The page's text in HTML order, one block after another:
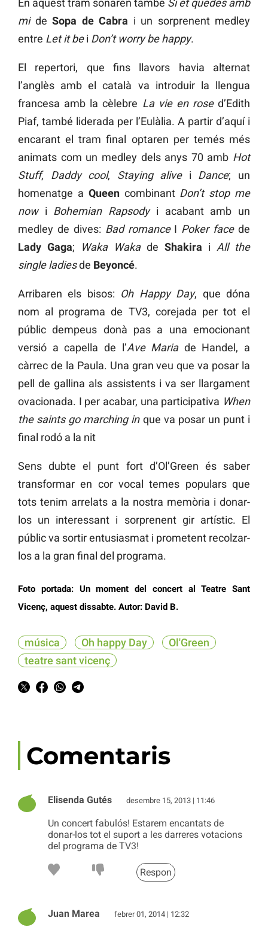
En aquest tram sonaren també Si et quedes amb
mide Sopa de Cabra i un sorprenent medley
entre Let it bei Don’t worry be happy.
El repertori, que fins llavors havia alternat
l’anglès amb el català va introduir la llengua
francesa amb la cèlebre La vie en rosed’Edith
Piaf, també liderada per l’Eulàlia. A partir d’aquí i
encarant el tram final optaren per temés més
animats com un medley dels anys 70 amb Hot
Stuff, Daddy cool, Staying alivei Dance; un
homenatge a Queencombinant Don’t stop me
nowi Bohemian Rapsodyi acabant amb un
medley de dives: Bad romanceI Poker facede
Lady Gaga; Waka Wakade Shakira i All the
single ladiesde Beyoncé.
Arribaren els bisos: Oh Happy Day, que dóna
nom al programa de TV3, corejada per tot el
públic dempeus donà pas a una emocionant
versió a capella de l’Ave Mariade Handel, a
càrrec de la Paula. Una gran veu que va posar la
pell de gallina als assistents i va ser llargament
ovacionada. I per acabar, una participativa When
the saints go marching inque va posar un punt i
final rodó a la nit
Sens dubte el punt fort d’Ol’Green és saber
transformar en cor vocal temes populars que
tots tenim arrelats a la nostra memòria i donar-
los un interessant i sorprenent gir artístic. El
públic va sortir entusiasmat i prometent recolzar-
los a la gran final del programa.
Foto portada: Un moment del concert al Teatre Sant
Vicenç, aquest dissabte. Autor: David B.
música Oh happy Day
Ol'Green
teatre sant vicenç
Comentaris
Elisenda Gutés desembre 15, 2013 | 11:46
Un concert fabulós! Estarem encantats de
donar-los tot el suport a les darreres votacions
del programa de TV3!
Respon
Juan Marea febrer 01, 2014 | 12:32